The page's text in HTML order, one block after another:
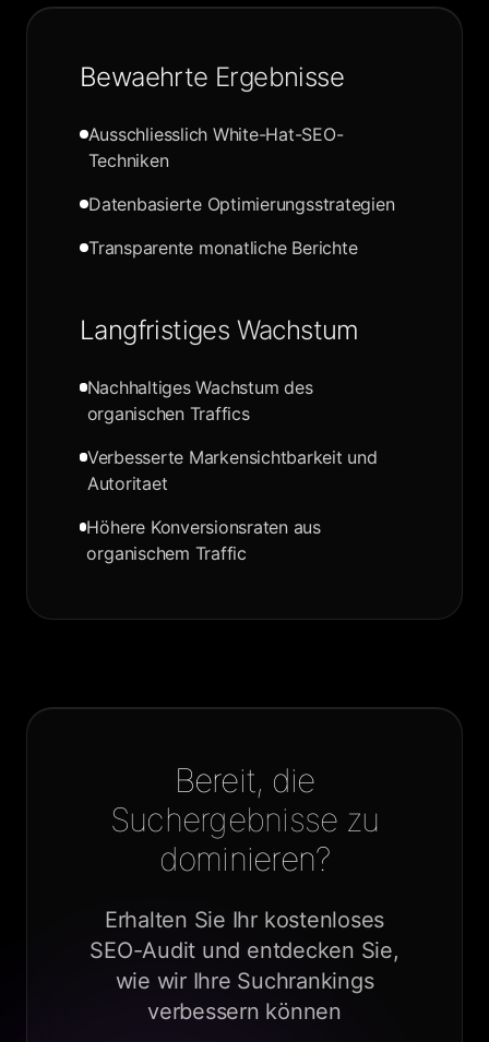
Bewaehrte Ergebnisse
Ausschliesslich White-Hat-SEO-
Techniken
Datenbasierte Optimierungsstrategien
Transparente monatliche Berichte
Langfristiges Wachstum
Nachhaltiges Wachstum des
organischen Traffics
Verbesserte Markensichtbarkeit und
Autoritaet
Höhere Konversionsraten aus
organischem Traffic
Bereit, die
Suchergebnisse zu
dominieren?
Erhalten Sie Ihr kostenloses
SEO-Audit und entdecken Sie,
wie wir Ihre Suchrankings
verbessern können